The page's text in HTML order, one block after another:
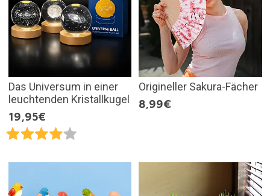
Das Universum in einer
leuchtenden Kristallkugel
19,95€
Origineller Sakura-Fächer
8,99€